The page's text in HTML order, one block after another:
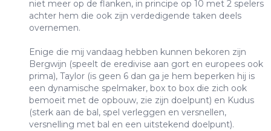
niet meer op de flanken, in principe op 10 met 2 spelers
achter hem die ook zijn verdedigende taken deels
overnemen.
Enige die mij vandaag hebben kunnen bekoren zijn
Bergwijn (speelt de eredivise aan gort en europees ook
prima), Taylor (is geen 6 dan ga je hem beperken hij is
een dynamische spelmaker, box to box die zich ook
bemoeit met de opbouw, zie zijn doelpunt) en Kudus
(sterk aan de bal, spel verleggen en versnellen,
versnelling met bal en een uitstekend doelpunt).